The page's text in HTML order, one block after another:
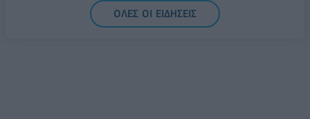
ΟΛΕΣ ΟΙ ΕΙΔΗΣΕΙΣ